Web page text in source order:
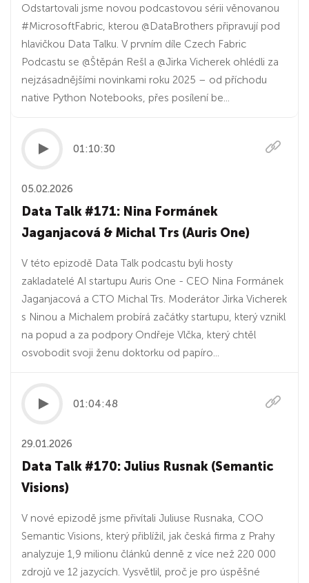
Odstartovali jsme novou podcastovou sérii věnovanou
#MicrosoftFabric, kterou @DataBrothers připravují pod
hlavičkou Data Talku. V prvním díle Czech Fabric
Podcastu se @Štěpán Rešl a @Jirka Vicherek ohlédli za
nejzásadnějšími novinkami roku 2025 – od příchodu
native Python Notebooks, přes posílení be...
01:10:30
05.02.2026
Data Talk #171: Nina Formánek
Jaganjacová & Michal Trs (Auris One)
V této epizodě Data Talk podcastu byli hosty
zakladatelé AI startupu Auris One - CEO Nina Formánek
Jaganjacová a CTO Michal Trs. Moderátor Jirka Vicherek
s Ninou a Michalem probírá začátky startupu, který vznikl
na popud a za podpory Ondřeje Vlčka, který chtěl
osvobodit svoji ženu doktorku od papíro...
01:04:48
29.01.2026
Data Talk #170: Julius Rusnak (Semantic
Visions)
V nové epizodě jsme přivítali Juliuse Rusnaka, COO
Semantic Visions, který přiblížil, jak česká firma z Prahy
analyzuje 1,9 milionu článků denně z více než 220 000
zdrojů ve 12 jazycích. Vysvětlil, proč je pro úspěšné